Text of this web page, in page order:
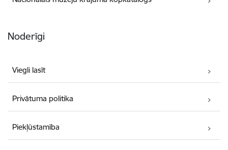
Noderīgi
Viegli lasīt
Privātuma politika
Piekļūstamība